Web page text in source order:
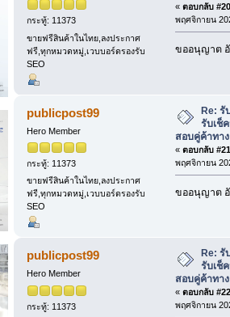
กระทู้: 11373
ขายฟรีสินค้าในไทย,ลงประกาศ
ฟรี,ทุกหมวดหมู่,เวบบอร์ดรองรับ
SEO
« ตอบกลับ
พฤศจิกายน
ขออนุญาต
publicpost99
Hero Member
กระทู้: 11373
ขายฟรีสินค้าในไทย,ลงประกาศ
ฟรี,ทุกหมวดหมู่,เวบบอร์ดรองรับ
SEO
Re: รั
รับเช็
สอบคู่ค้าทา
« ตอบกลับ
พฤศจิกายน
ขออนุญาต
publicpost99
Hero Member
กระทู้: 11373
Re:
รับเช็
สอบคู่ค้าทา
« ตอบกลับ
พฤศจิกายน